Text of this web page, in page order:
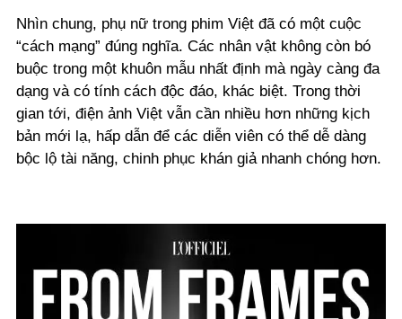
Nhìn chung, phụ nữ trong phim Việt đã có một cuộc
“cách mạng” đúng nghĩa. Các nhân vật không còn bó
buộc trong một khuôn mẫu nhất định mà ngày càng đa
dạng và có tính cách độc đáo, khác biệt. Trong thời
gian tới, điện ảnh Việt vẫn cần nhiều hơn những kịch
bản mới lạ, hấp dẫn để các diễn viên có thể dễ dàng
bộc lộ tài năng, chinh phục khán giả nhanh chóng hơn.